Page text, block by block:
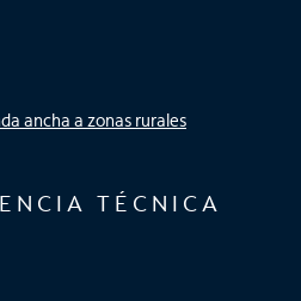
ancha a zonas rurales
TÉCNICA